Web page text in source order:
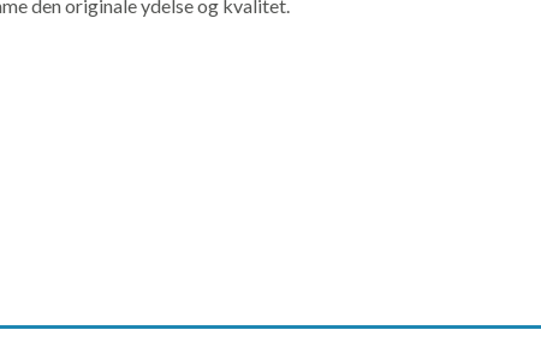
den originale ydelse og kvalitet.